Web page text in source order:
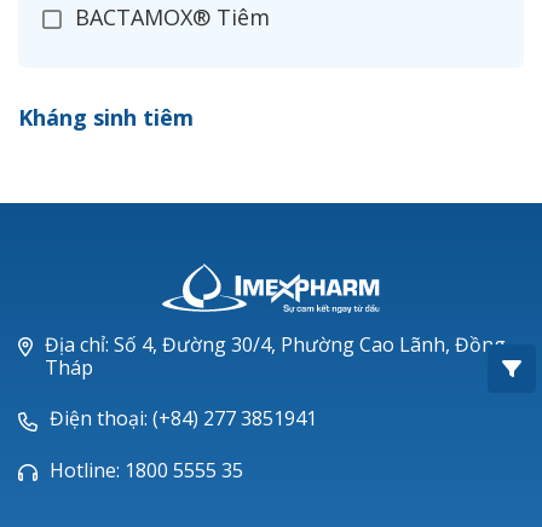
BACTAMOX® Tiêm
Ceftizoxim®
Piperacillin
Ticarlinat®
Zobacta®
Bacsulfo®
Kháng sinh tiêm
Địa chỉ: Số 4, Đường 30/4, Phường Cao Lãnh, Đồng
Tháp
Điện thoại: (+84) 277 3851941
Hotline: 1800 5555 35